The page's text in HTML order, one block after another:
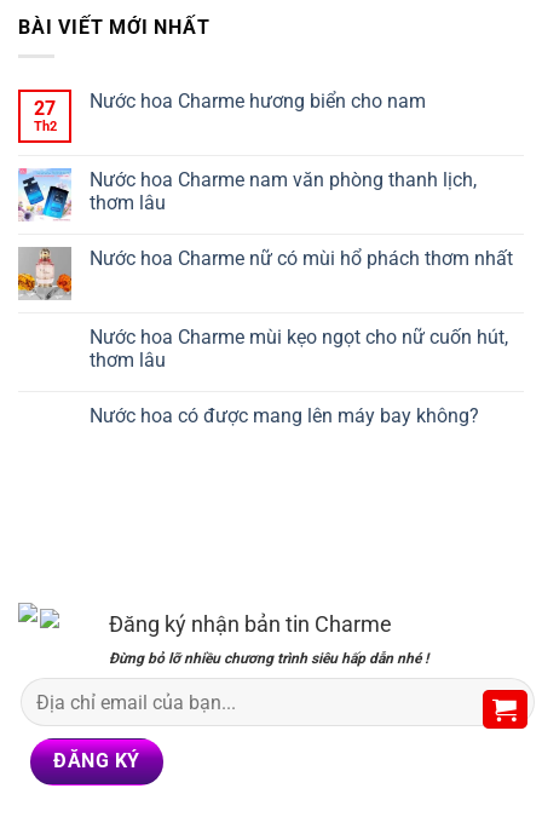
BÀI VIẾT MỚI NHẤT
27
Th2
Nước hoa Charme hương biển cho nam
Nước hoa Charme nam văn phòng thanh lịch,
thơm lâu
Nước hoa Charme nữ có mùi hổ phách thơm nhất
Nước hoa Charme mùi kẹo ngọt cho nữ cuốn hút,
thơm lâu
Nước hoa có được mang lên máy bay không?
Đăng ký nhận bản tin Charme
Đừng bỏ lỡ nhiều chương trình siêu hấp dẫn nhé !